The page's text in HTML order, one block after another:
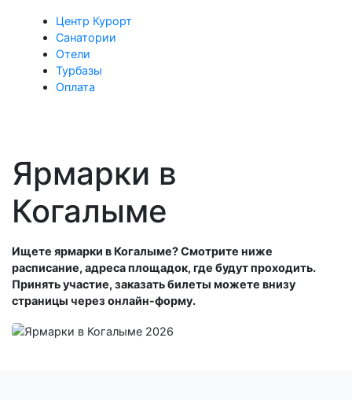
Центр Курорт
Санатории
Отели
Турбазы
Оплата
Ярмарки в
Когалыме
Ищете ярмарки в Когалыме? Смотрите ниже
расписание, адреса площадок, где будут проходить.
Принять участие, заказать билеты можете внизу
страницы через онлайн-форму.